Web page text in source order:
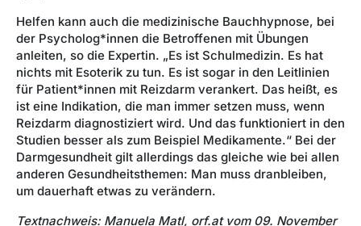
Helfen kann auch die medizinische Bauchhypnose, bei
der Psycholog*innen die Betroffenen mit Übungen
anleiten, so die Expertin. „Es ist Schulmedizin. Es hat
nichts mit Esoterik zu tun. Es ist sogar in den Leitlinien
für Patient*innen mit Reizdarm verankert. Das heißt, es
ist eine Indikation, die man immer setzen muss, wenn
Reizdarm diagnostiziert wird. Und das funktioniert in den
Studien besser als zum Beispiel Medikamente.“ Bei der
Darmgesundheit gilt allerdings das gleiche wie bei allen
anderen Gesundheitsthemen: Man muss dranbleiben,
um dauerhaft etwas zu verändern.
Textnachweis: Manuela Matl, orf.at vom 09. November